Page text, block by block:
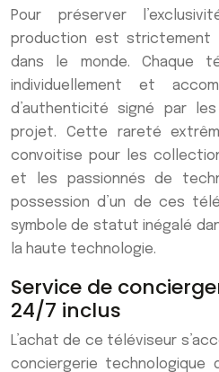
Pour préserver
production est strictement
dans le monde. Chaque
individuellement et
d’authenticité signé par
projet. Cette rareté
convoitise pour les
et les passionnés de
possession d’un de ces
symbole de statut inégalé
la haute technologie.
Service de
24/7 inclus
L’achat de ce téléviseur
conciergerie technologique